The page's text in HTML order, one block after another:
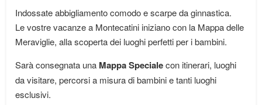
Indossate abbigliamento comodo e scarpe da ginnastica.
Le vostre vacanze a Montecatini iniziano con la Mappa delle
Meraviglie, alla scoperta dei luoghi perfetti per i bambini.
Sarà consegnata una Mappa Specialecon itinerari, luoghi
da visitare, percorsi a misura di bambini e tanti luoghi
esclusivi.